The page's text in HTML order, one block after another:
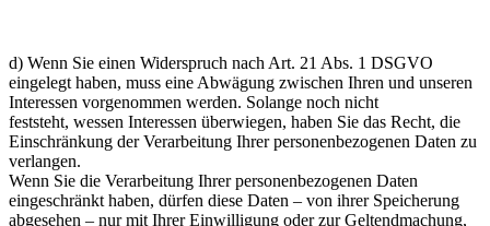
d) Wenn Sie einen Widerspruch nach Art. 21 Abs. 1 DSGVO
eingelegt haben, muss eine Abwägung zwischen Ihren und unseren
Interessen vorgenommen werden. Solange noch nicht
feststeht, wessen Interessen überwiegen, haben Sie das Recht, die
Einschränkung der Verarbeitung Ihrer personenbezogenen Daten zu
verlangen.
Wenn Sie die Verarbeitung Ihrer personenbezogenen Daten
eingeschränkt haben, dürfen diese Daten – von ihrer Speicherung
abgesehen – nur mit Ihrer Einwilligung oder zur Geltendmachung,